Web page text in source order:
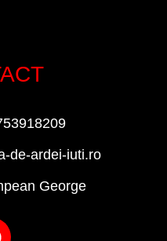
de-ardei-iuti.ro
George